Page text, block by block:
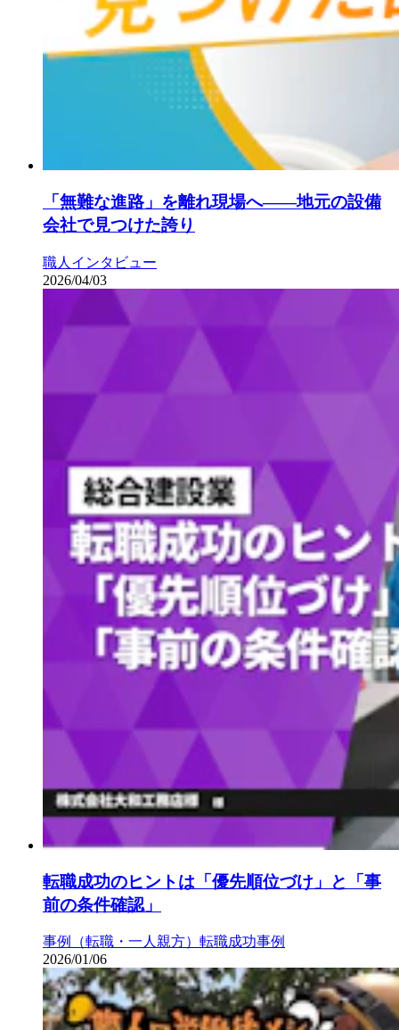
「無難な進路」を離れ現場へ——地元の設備
会社で見つけた誇り
職人インタビュー
2026/04/03
転職成功のヒントは「優先順位づけ」と「事
前の条件確認」
事例（転職・一人親方） 転職成功事例
2026/01/06